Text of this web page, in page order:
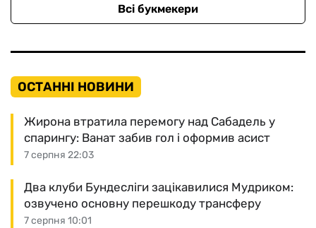
Всі букмекери
ОСТАННІ НОВИНИ
7 серпня 22:03
Жирона втратила перемогу над Сабадель у
спарингу: Ванат забив гол і оформив асист
7 серпня 10:01
Два клуби Бундесліги зацікавилися Мудриком:
озвучено основну перешкоду трансферу